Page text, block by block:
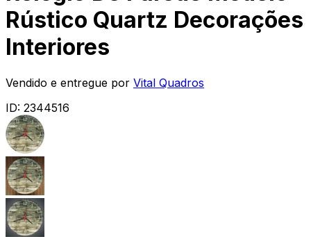
Rústico Quartz Decorações
Interiores
Vendido e entregue por Vital Quadros
ID: 2344516